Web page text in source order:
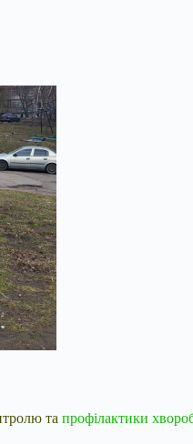
та профілактики